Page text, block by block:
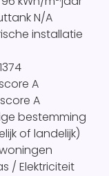
N/A
installatie
A
A
bestemming
of landelijk)
/ Elektriciteit